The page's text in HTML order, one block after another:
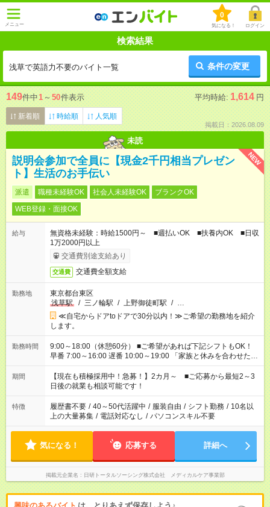
メニュー
0
気になる！ ログイン
検索結果
浅草で英語力不要のバイト一覧 条件の変更
149件中1 ～ 50件表示 平均時給: 1,614 円
新着順 時給順 人気順
掲載日：2026.08.09
未読
NEW
説明会参加で全員に【現金2千円相当プレゼン
ト】生活のお手伝い
派遣 職種未経験OK 社会人未経験OK
ブランクOK
WEB登録・面接OK
給与
無資格未経験：時給1500円～ ■週払いOK ■扶養内OK ■日収
1万2000円以上
交通費別途支給あり
交通費 交通費全額支給
勤務地
東京都台東区
浅草駅
/ 三ノ輪駅 / 上野御徒町駅 / …
≪自宅からドアtoドアで30分以内！≫ご希望の勤務地を紹介
します。
勤務時間
9:00～18:00（休憩60分） ■ご希望があれば下記シフトもOK！
早番 7:00～16:00 遅番 10:00～19:00 「家族と休みを合わせた
い」 「余裕を持って夕飯の準備がしたい」 「できれば残業はし
たくない」 など、ご希望を教えてくださいね。 ※Wワーク希望
の方へ 今ご覧のお仕事で希望する勤務時間と、もう1つのお仕事
の勤務時間。 合計で週40時間を超える場合は応募できません。
期間
【現在も積極採用中！急募！】2カ月～ ■ご応募から最短2～3
日後の就業も相談可能です！
特徴 履歴書不要 / 40～50代活躍中 / 服装自由 / シフト勤務 / 10名以
上の大量募集 / 電話対応なし / パソコンスキル不要
気になる！ 応募する 詳細へ
掲載元企業名 日研トータルソーシング株式会社 メディカルケア事業部